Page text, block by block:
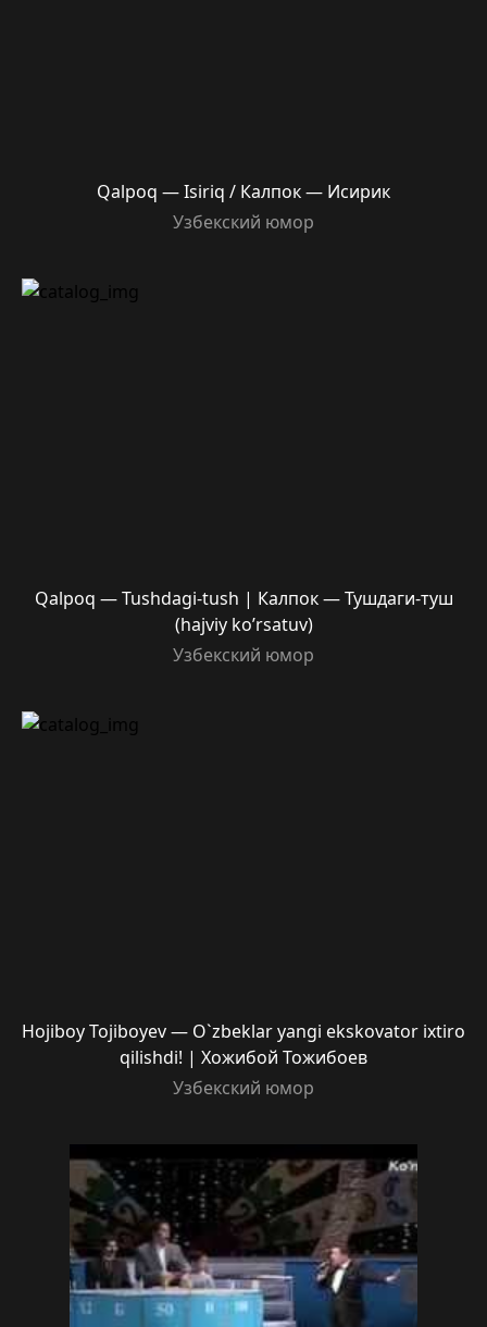
Qalpoq — Isiriq / Калпок — Исирик
Узбекский юмор
Qalpoq — Tushdagi-tush | Калпок — Тушдаги-туш
(hajviy ko’rsatuv)
Узбекский юмор
Hojiboy Tojiboyev — O`zbeklar yangi ekskovator ixtiro
qilishdi! | Хожибой Тожибоев
Узбекский юмор